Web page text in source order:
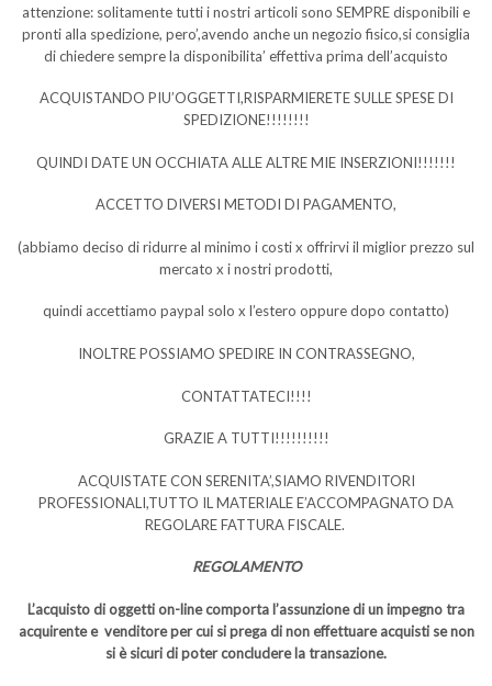
attenzione: solitamente tutti i nostri articoli sono SEMPRE disponibili e
pronti alla spedizione, pero’,avendo anche un negozio fisico,si consiglia
di chiedere sempre la disponibilita’ effettiva prima dell’acquisto
ACQUISTANDO PIU’OGGETTI,RISPARMIERETE SULLE SPESE DI
SPEDIZIONE!!!!!!!!
QUINDI DATE UN OCCHIATA ALLE ALTRE MIE INSERZIONI!!!!!!!
ACCETTO DIVERSI METODI DI PAGAMENTO,
(abbiamo deciso di ridurre al minimo i costi x offrirvi il miglior prezzo sul
mercato x i nostri prodotti,
quindi accettiamo paypal solo x l’estero oppure dopo contatto)
INOLTRE POSSIAMO SPEDIRE IN CONTRASSEGNO,
CONTATTATECI!!!!
GRAZIE A TUTTI!!!!!!!!!!
ACQUISTATE CON SERENITA’,SIAMO RIVENDITORI
PROFESSIONALI,TUTTO IL MATERIALE E’ACCOMPAGNATO DA
REGOLARE FATTURA FISCALE.
REGOLAMENTO
L’acquisto di oggetti on-line comporta l’assunzione di un impegno tra
acquirente e venditore per cui si prega di non effettuare acquisti se non
si è sicuri di poter concludere la transazione.